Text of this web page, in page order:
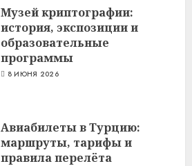
Музей криптографии:
история, экспозиции и
образовательные
программы
8 ИЮНЯ 2026
Авиабилеты в Турцию:
маршруты, тарифы и
правила перелёта